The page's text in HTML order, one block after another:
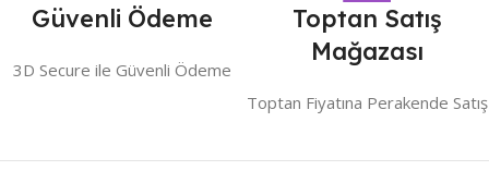
Güvenli Ödeme
3D Secure ile Güvenli Ödeme
Toptan Satış
Mağazası
Toptan Fiyatına Perakende Satış